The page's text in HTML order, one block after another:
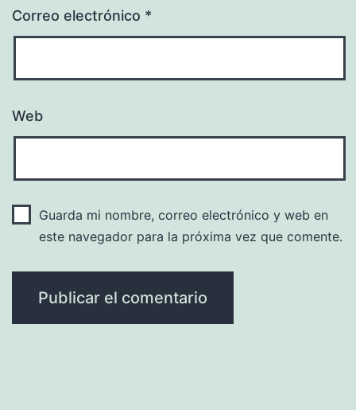
Correo electrónico *
Web
Guarda mi nombre, correo electrónico y web en
este navegador para la próxima vez que comente.